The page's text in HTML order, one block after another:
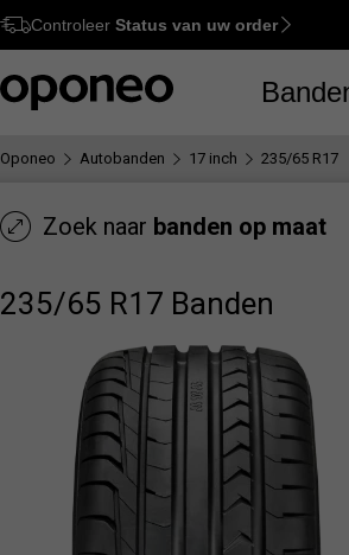
Ctrl M
Controleer Status van uw order
Oponeo Autobanden 17 inch 235/65 R17
Zoek naar banden op maat
235/65 R17 Banden